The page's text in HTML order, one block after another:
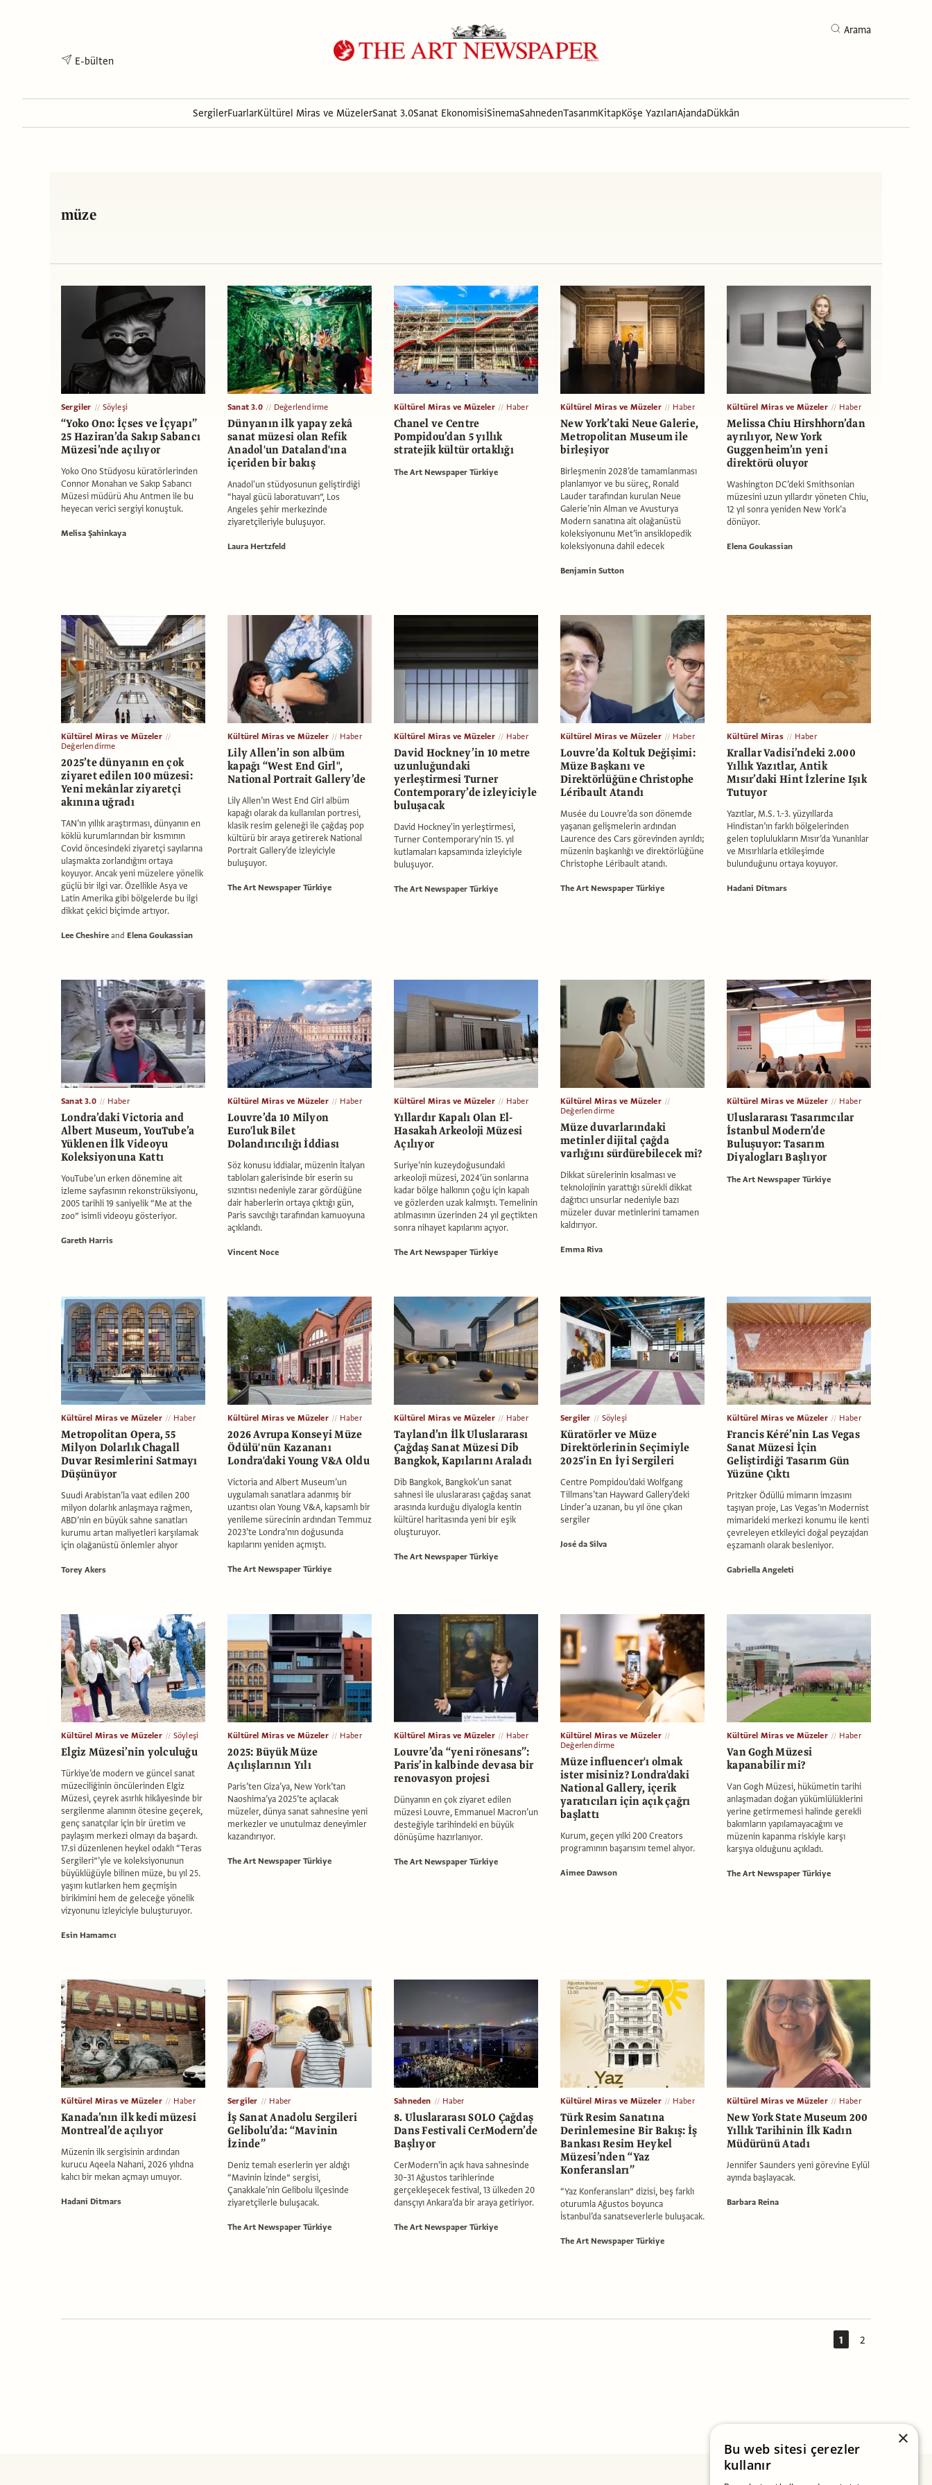
Arama
E-bülten
SergilerFuarlarKültürel Miras ve MüzelerSanat 3.0Sanat EkonomisiSinemaSahnedenTasarımKitapKöşe YazılarıAjandaDükkân
müze
Sergiler Söyleşi
“Yoko Ono: İçses ve İçyapı”
25 Haziran’da Sakıp Sabancı
Müzesi’nde açılıyor
Yoko Ono Stüdyosu küratörlerinden
Connor Monahan ve Sakıp Sabancı
Müzesi müdürü Ahu Antmen ile bu
heyecan verici sergiyi konuştuk.
Melisa Şahinkaya
Sanat 3.0 Değerlendirme
Dünyanın ilk yapay zekâ
sanat müzesi olan Refik
Anadol'un Dataland'ına
içeriden bir bakış
Anadol'un stüdyosunun geliştirdiği
“hayal gücü laboratuvarı”, Los
Angeles şehir merkezinde
ziyaretçileriyle buluşuyor.
Laura Hertzfeld
Kültürel Miras ve Müzeler Haber
Chanel ve Centre
Pompidou’dan 5 yıllık
stratejik kültür ortaklığı
The Art Newspaper Türkiye
Kültürel Miras ve Müzeler Haber
New York’taki Neue Galerie,
Metropolitan Museum ile
birleşiyor
Birleşmenin 2028’de tamamlanması
planlanıyor ve bu süreç, Ronald
Lauder tarafından kurulan Neue
Galerie’nin Alman ve Avusturya
Modern sanatına ait olağanüstü
koleksiyonunu Met’in ansiklopedik
koleksiyonuna dahil edecek
Benjamin Sutton
Kültürel Miras ve Müzeler Haber
Melissa Chiu Hirshhorn’dan
ayrılıyor, New York
Guggenheim’ın yeni
direktörü oluyor
Washington DC’deki Smithsonian
müzesini uzun yıllardır yöneten Chiu,
12 yıl sonra yeniden New York’a
dönüyor.
Elena Goukassian
Kültürel Miras ve Müzeler
Değerlendirme
2025’te dünyanın en çok
ziyaret edilen 100 müzesi:
Yeni mekânlar ziyaretçi
akınına uğradı
TAN’ın yıllık araştırması, dünyanın en
köklü kurumlarından bir kısmının
Covid öncesindeki ziyaretçi sayılarına
ulaşmakta zorlandığını ortaya
koyuyor. Ancak yeni müzelere yönelik
güçlü bir ilgi var. Özellikle Asya ve
Latin Amerika gibi bölgelerde bu ilgi
dikkat çekici biçimde artıyor.
Lee Cheshireand Elena Goukassian
Kültürel Miras ve Müzeler Haber
Lily Allen’in son albüm
kapağı “West End Girl",
National Portrait Gallery’de
Lily Allen’ın West End Girl albüm
kapağı olarak da kullanılan portresi,
klasik resim geleneği ile çağdaş pop
kültürü bir araya getirerek National
Portrait Gallery’de izleyiciyle
buluşuyor.
The Art Newspaper Türkiye
Kültürel Miras ve Müzeler Haber
David Hockney’in 10 metre
uzunluğundaki
yerleştirmesi Turner
Contemporary’de izleyiciyle
buluşacak
David Hockney'in yerleştirmesi,
Turner Contemporary’nin 15. yıl
kutlamaları kapsamında izleyiciyle
buluşuyor.
The Art Newspaper Türkiye
Kültürel Miras ve Müzeler Haber
Louvre’da Koltuk Değişimi:
Müze Başkanı ve
Direktörlüğüne Christophe
Léribault Atandı
Musée du Louvre’da son dönemde
yaşanan gelişmelerin ardından
Laurence des Cars görevinden ayrıldı;
müzenin başkanlığı ve direktörlüğüne
Christophe Léribault atandı.
The Art Newspaper Türkiye
Kültürel Miras Haber
Krallar Vadisi’ndeki 2.000
Yıllık Yazıtlar, Antik
Mısır’daki Hint İzlerine Işık
Tutuyor
Yazıtlar, M.S. 1.-3. yüzyıllarda
Hindistan’ın farklı bölgelerinden
gelen toplulukların Mısır’da Yunanlılar
ve Mısırlılarla etkileşimde
bulunduğunu ortaya koyuyor.
Hadani Ditmars
Sanat 3.0 Haber
Londra’daki Victoria and
Albert Museum, YouTube’a
Yüklenen İlk Videoyu
Koleksiyonuna Kattı
YouTube’un erken dönemine ait
izleme sayfasının rekonstrüksiyonu,
2005 tarihli 19 saniyelik “Me at the
zoo” isimli videoyu gösteriyor.
Gareth Harris
Kültürel Miras ve Müzeler Haber
Louvre’da 10 Milyon
Euro'luk Bilet
Dolandırıcılığı İddiası
Söz konusu iddialar, müzenin İtalyan
tabloları galerisinde bir eserin su
sızıntısı nedeniyle zarar gördüğüne
dair haberlerin ortaya çıktığı gün,
Paris savcılığı tarafından kamuoyuna
açıklandı.
Vincent Noce
Kültürel Miras ve Müzeler Haber
Yıllardır Kapalı Olan El-
Hasakah Arkeoloji Müzesi
Açılıyor
Suriye’nin kuzeydoğusundaki
arkeoloji müzesi, 2024’ün sonlarına
kadar bölge halkının çoğu için kapalı
ve gözlerden uzak kalmıştı. Temelinin
atılmasının üzerinden 24 yıl geçtikten
sonra nihayet kapılarını açıyor.
The Art Newspaper Türkiye
Kültürel Miras ve Müzeler
Değerlendirme
Müze duvarlarındaki
metinler dijital çağda
varlığını sürdürebilecek mi?
Dikkat sürelerinin kısalması ve
teknolojinin yarattığı sürekli dikkat
dağıtıcı unsurlar nedeniyle bazı
müzeler duvar metinlerini tamamen
kaldırıyor.
Emma Riva
Kültürel Miras ve Müzeler Haber
Uluslararası Tasarımcılar
İstanbul Modern’de
Buluşuyor: Tasarım
Diyalogları Başlıyor
The Art Newspaper Türkiye
Kültürel Miras ve Müzeler Haber
Metropolitan Opera, 55
Milyon Dolarlık Chagall
Duvar Resimlerini Satmayı
Düşünüyor
Suudi Arabistan’la vaat edilen 200
milyon dolarlık anlaşmaya rağmen,
ABD’nin en büyük sahne sanatları
kurumu artan maliyetleri karşılamak
için olağanüstü önlemler alıyor
Torey Akers
Kültürel Miras ve Müzeler Haber
2026 Avrupa Konseyi Müze
Ödülü'nün Kazananı
Londra'daki Young V&A Oldu
Victoria and Albert Museum’un
uygulamalı sanatlara adanmış bir
uzantısı olan Young V&A, kapsamlı bir
yenileme sürecinin ardından Temmuz
2023’te Londra’nın doğusunda
kapılarını yeniden açmıştı.
The Art Newspaper Türkiye
Kültürel Miras ve Müzeler Haber
Tayland’ın İlk Uluslararası
Çağdaş Sanat Müzesi Dib
Bangkok, Kapılarını Araladı
Dib Bangkok, Bangkok’un sanat
sahnesi ile uluslararası çağdaş sanat
arasında kurduğu diyalogla kentin
kültürel haritasında yeni bir eşik
oluşturuyor.
The Art Newspaper Türkiye
Sergiler Söyleşi
Küratörler ve Müze
Direktörlerinin Seçimiyle
2025’in En İyi Sergileri
Centre Pompidou’daki Wolfgang
Tillmans’tan Hayward Gallery’deki
Linder’a uzanan, bu yıl öne çıkan
sergiler
José da Silva
Kültürel Miras ve Müzeler Haber
Francis Kéré’nin Las Vegas
Sanat Müzesi İçin
Geliştirdiği Tasarım Gün
Yüzüne Çıktı
Pritzker Ödüllü mimarın imzasını
taşıyan proje, Las Vegas’ın Modernist
mimarideki merkezi konumu ile kenti
çevreleyen etkileyici doğal peyzajdan
eşzamanlı olarak besleniyor.
Gabriella Angeleti
Kültürel Miras ve Müzeler Söyleşi
Elgiz Müzesi’nin yolculuğu
Türkiye’de modern ve güncel sanat
müzeciliğinin öncülerinden Elgiz
Müzesi, çeyrek asırlık hikâyesinde bir
sergilenme alanının ötesine geçerek,
genç sanatçılar için bir üretim ve
paylaşım merkezi olmayı da başardı.
17.si düzenlenen heykel odaklı “Teras
Sergileri”’yle ve koleksiyonunun
büyüklüğüyle bilinen müze, bu yıl 25.
yaşını kutlarken hem geçmişin
birikimini hem de geleceğe yönelik
vizyonunu izleyiciyle buluşturuyor.
Esin Hamamcı
Kültürel Miras ve Müzeler Haber
2025: Büyük Müze
Açılışlarının Yılı
Paris’ten Giza’ya, New York’tan
Naoshima’ya 2025’te açılacak
müzeler, dünya sanat sahnesine yeni
merkezler ve unutulmaz deneyimler
kazandırıyor.
The Art Newspaper Türkiye
Kültürel Miras ve Müzeler Haber
Louvre’da “yeni rönesans”:
Paris’in kalbinde devasa bir
renovasyon projesi
Dünyanın en çok ziyaret edilen
müzesi Louvre, Emmanuel Macron’un
desteğiyle tarihindeki en büyük
dönüşüme hazırlanıyor.
The Art Newspaper Türkiye
Kültürel Miras ve Müzeler
Değerlendirme
Müze influencer'ı olmak
ister misiniz? Londra'daki
National Gallery, içerik
yaratıcıları için açık çağrı
başlattı
Kurum, geçen yılki 200 Creators
programının başarısını temel alıyor.
Aimee Dawson
Kültürel Miras ve Müzeler Haber
Van Gogh Müzesi
kapanabilir mi?
Van Gogh Müzesi, hükümetin tarihi
anlaşmadan doğan yükümlülüklerini
yerine getirmemesi halinde gerekli
bakımların yapılamayacağını ve
müzenin kapanma riskiyle karşı
karşıya olduğunu açıkladı.
The Art Newspaper Türkiye
Kültürel Miras ve Müzeler Haber
Kanada’nın ilk kedi müzesi
Montreal’de açılıyor
Müzenin ilk sergisinin ardından
kurucu Aqeela Nahani, 2026 yılıdna
kalıcı bir mekan açmayı umuyor.
Hadani Ditmars
Sergiler Haber
İş Sanat Anadolu Sergileri
Gelibolu’da: “Mavinin
İzinde”
Deniz temalı eserlerin yer aldığı
“Mavinin İzinde” sergisi,
Çanakkale’nin Gelibolu ilçesinde
ziyaretçilerle buluşacak.
The Art Newspaper Türkiye
Sahneden Haber
8. Uluslararası SOLO Çağdaş
Dans Festivali CerModern’de
Başlıyor
CerModern’in açık hava sahnesinde
30–31 Ağustos tarihlerinde
gerçekleşecek festival, 13 ülkeden 20
dansçıyı Ankara’da bir araya getiriyor.
The Art Newspaper Türkiye
Kültürel Miras ve Müzeler Haber
Türk Resim Sanatına
Derinlemesine Bir Bakış: İş
Bankası Resim Heykel
Müzesi’nden “Yaz
Konferansları”
“Yaz Konferansları” dizisi, beş farklı
oturumla Ağustos boyunca
İstanbul’da sanatseverlerle buluşacak.
The Art Newspaper Türkiye
Kültürel Miras ve Müzeler Haber
New York State Museum 200
Yıllık Tarihinin İlk Kadın
Müdürünü Atadı
Jennifer Saunders yeni görevine Eylül
ayında başlayacak.
Barbara Reina
1 2
×
Bu web sitesi çerezler
kullanır